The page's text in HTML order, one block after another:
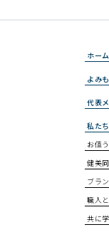
ホーム
よみ
代表
私た
お値
健美
ブラ
職人
共に